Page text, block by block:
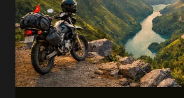
la
visiter
aujourd’hui